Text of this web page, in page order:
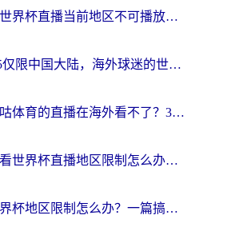
在国外看世界杯直播当前地区不可播放？海外党必看的回国加速全攻略
当CCTV5仅限中国大陆，海外球迷的世界杯狂欢如何继续？
为什么咪咕体育的直播在海外看不了？3步解决海外看世界杯+抖音地区限制难题
海外电脑看世界杯直播地区限制怎么办？你需要一个聪明的加速器
海外看世界杯地区限制怎么办？一篇搞定咪咕视频播放+国内资源无缝访问指南